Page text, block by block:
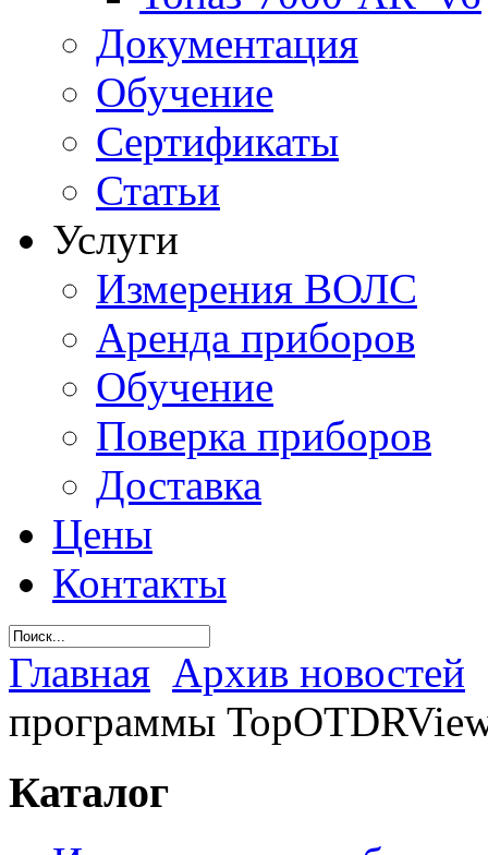
Документация
Обучение
Сертификаты
Статьи
Услуги
Измерения ВОЛС
Аренда приборов
Обучение
Поверка приборов
Доставка
Цены
Контакты
Главная Архив новостей
программы
Каталог